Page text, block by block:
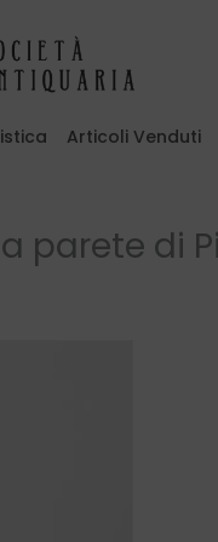
Articoli Venduti
a parete di